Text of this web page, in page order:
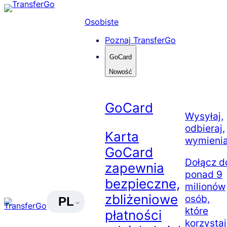
Skip
PL
Osobiste
Poznaj TransferGo
GoCard
Nowość
GoCard
Karta
GoCard
zapewnia
bezpieczne,
zbliżeniowe
płatności
Wysyłaj,
odbieraj,
Dołącz
ponad 9
milionów
osób,
które